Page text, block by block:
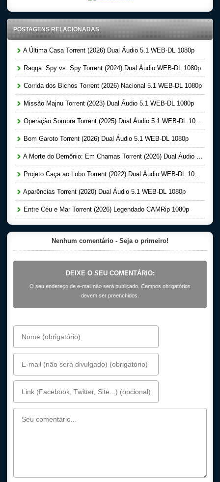
POSTAGENS RELACIONADAS
A Última Casa Torrent (2026) Dual Áudio 5.1 WEB-DL 1080p
Raqqa: Spy vs. Spy Torrent (2024) Dual Áudio WEB-DL 1080p
Corrida dos Bichos Torrent (2026) Nacional 5.1 WEB-DL 1080p
Missão Majnu Torrent (2023) Dual Áudio 5.1 WEB-DL 1080p
Operação Sombra Torrent (2025) Dual Áudio 5.1 WEB-DL 1080p
Bom Garoto Torrent (2026) Dual Áudio 5.1 WEB-DL 1080p
A Morte do Demônio: Em Chamas Torrent (2026) Dual Áudio WEB-DL 720p | 1080p
Projeto Caça ao Lobo Torrent (2022) Dual Áudio WEB-DL 1080p
Aparências Torrent (2020) Dual Áudio 5.1 WEB-DL 1080p
Entre Céu e Mar Torrent (2026) Legendado CAMRip 1080p
Nenhum comentário - Seja o primeiro!
DEIXE O SEU COMENTÁRIO:
O seu endereço de e-mail não será publicado. Campos obrigatórios
devem ser preenchidos.